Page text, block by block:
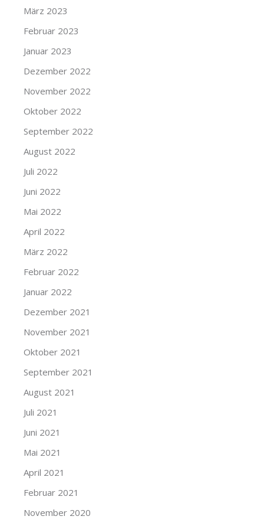
März 2023
Februar 2023
Januar 2023
Dezember 2022
November 2022
Oktober 2022
September 2022
August 2022
Juli 2022
Juni 2022
Mai 2022
April 2022
März 2022
Februar 2022
Januar 2022
Dezember 2021
November 2021
Oktober 2021
September 2021
August 2021
Juli 2021
Juni 2021
Mai 2021
April 2021
Februar 2021
November 2020